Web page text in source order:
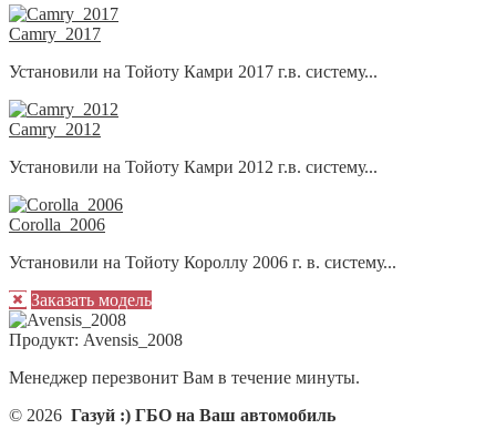
Camry_2017
Установили на Тойоту Камри 2017 г.в. систему...
Camry_2012
Установили на Тойоту Камри 2012 г.в. систему...
Corolla_2006
Установили на Тойоту Короллу 2006 г. в. систему...
Заказать модель
Продукт: Avensis_2008
Менеджер перезвонит Вам в течение минуты.
© 2026 Газуй :) ГБО на Ваш автомобиль